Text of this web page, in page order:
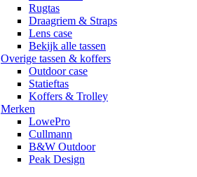
Rugtas
Draagriem & Straps
Lens case
Bekijk alle tassen
Overige tassen & koffers
Outdoor case
Statieftas
Koffers & Trolley
Merken
LowePro
Cullmann
B&W Outdoor
Peak Design